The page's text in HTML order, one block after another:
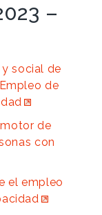
–
social de
de
de
con
el empleo